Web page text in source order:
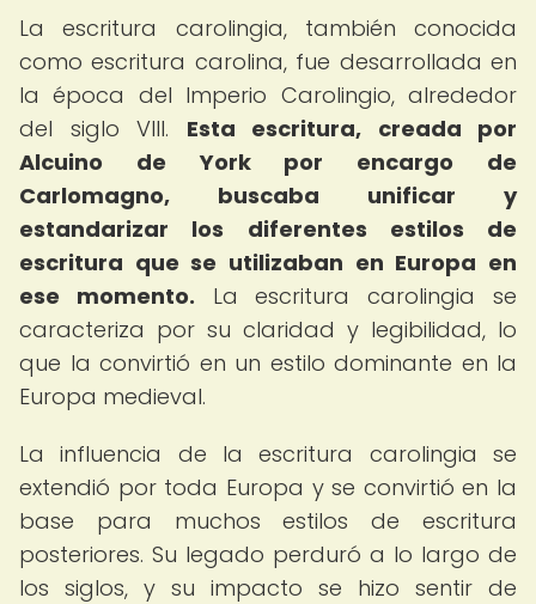
La escritura carolingia, también conocida
como escritura carolina, fue desarrollada en
la época del Imperio Carolingio, alrededor
del siglo VIII. Esta escritura, creada por
Alcuino de York por encargo de
Carlomagno, buscaba unificar y
estandarizar los diferentes estilos de
escritura que se utilizaban en Europa en
ese momento. La escritura carolingia se
caracteriza por su claridad y legibilidad, lo
que la convirtió en un estilo dominante en la
Europa medieval.
La influencia de la escritura carolingia se
extendió por toda Europa y se convirtió en la
base para muchos estilos de escritura
posteriores. Su legado perduró a lo largo de
los siglos, y su impacto se hizo sentir de